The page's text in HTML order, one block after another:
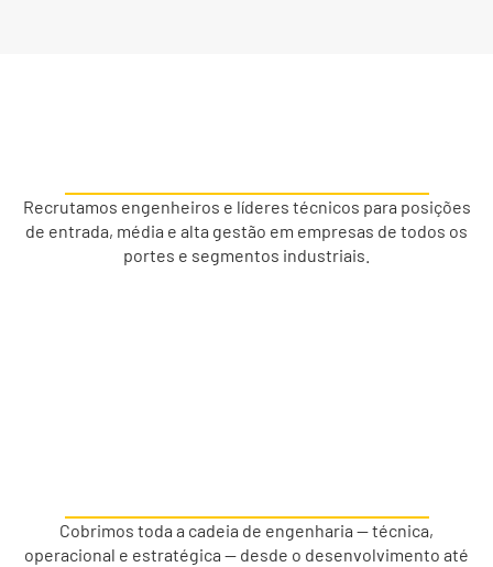
Recrutamos engenheiros e líderes técnicos para posições
de entrada, média e alta gestão em empresas de todos os
portes e segmentos industriais.
Cobrimos toda a cadeia de engenharia — técnica,
operacional e estratégica — desde o desenvolvimento até